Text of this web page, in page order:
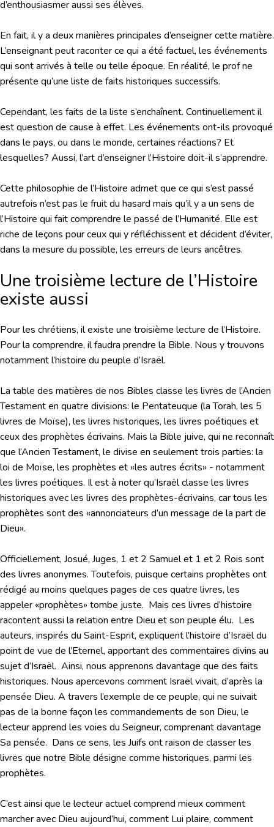
d’enthousiasmer aussi ses élèves.
En fait, il y a deux manières principales d’enseigner cette matière.
L’enseignant peut raconter ce qui a été factuel, les événements
qui sont arrivés à telle ou telle époque. En réalité, le prof ne
présente qu’une liste de faits historiques successifs.
Cependant, les faits de la liste s’enchaînent. Continuellement il
est question de cause à effet. Les événements ont-ils provoqué
dans le pays, ou dans le monde, certaines réactions? Et
lesquelles? Aussi, l’art d’enseigner l’Histoire doit-il s’apprendre.
Cette philosophie de l’Histoire admet que ce qui s’est passé
autrefois n’est pas le fruit du hasard mais qu’il y a un sens de
l’Histoire qui fait comprendre le passé de l’Humanité. Elle est
riche de leçons pour ceux qui y réfléchissent et décident d’éviter,
dans la mesure du possible, les erreurs de leurs ancêtres.
Une troisième lecture de l’Histoire
existe aussi
Pour les chrétiens, il existe une troisième lecture de l’Histoire.
Pour la comprendre, il faudra prendre la Bible. Nous y trouvons
notamment l’histoire du peuple d’Israël.
La table des matières de nos Bibles classe les livres de l’Ancien
Testament en quatre divisions: le Pentateuque (la Torah, les 5
livres de Moïse), les livres historiques, les livres poétiques et
ceux des prophètes écrivains. Mais la Bible juive, qui ne reconnaît
que l’Ancien Testament, le divise en seulement trois parties: la
loi de Moïse, les prophètes et «les autres écrits» - notamment
les livres poétiques. Il est à noter qu’Israël classe les livres
historiques avec les livres des prophètes-écrivains, car tous les
prophètes sont des «annonciateurs d’un message de la part de
Dieu».
Officiellement, Josué, Juges, 1 et 2 Samuel et 1 et 2 Rois sont
des livres anonymes. Toutefois, puisque certains prophètes ont
rédigé au moins quelques pages de ces quatre livres, les
appeler «prophètes» tombe juste. Mais ces livres d’histoire
racontent aussi la relation entre Dieu et son peuple élu. Les
auteurs, inspirés du Saint-Esprit, expliquent l’histoire d’Israël du
point de vue de l’Eternel, apportant des commentaires divins au
sujet d’Israël. Ainsi, nous apprenons davantage que des faits
historiques. Nous apercevons comment Israël vivait, d’après la
pensée Dieu. A travers l’exemple de ce peuple, qui ne suivait
pas de la bonne façon les commandements de son Dieu, le
lecteur apprend les voies du Seigneur, comprenant davantage
Sa pensée. Dans ce sens, les Juifs ont raison de classer les
livres que notre Bible désigne comme historiques, parmi les
prophètes.
C’est ainsi que le lecteur actuel comprend mieux comment
marcher avec Dieu aujourd’hui, comment Lui plaire, comment